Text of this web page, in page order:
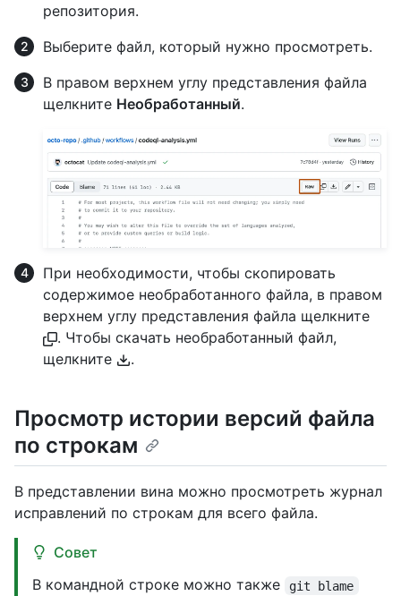
репозитория.
Выберите файл, который нужно просмотреть.
В правом верхнем углу представления файла
щелкните Необработанный.
При необходимости, чтобы скопировать
содержимое необработанного файла, в правом
верхнем углу представления файла щелкните
. Чтобы скачать необработанный файл,
щелкните
.
Просмотр истории версий файла
по строкам
В представлении вина можно просмотреть журнал
исправлений по строкам для всего файла.
Совет
В командной строке можно также
git blame